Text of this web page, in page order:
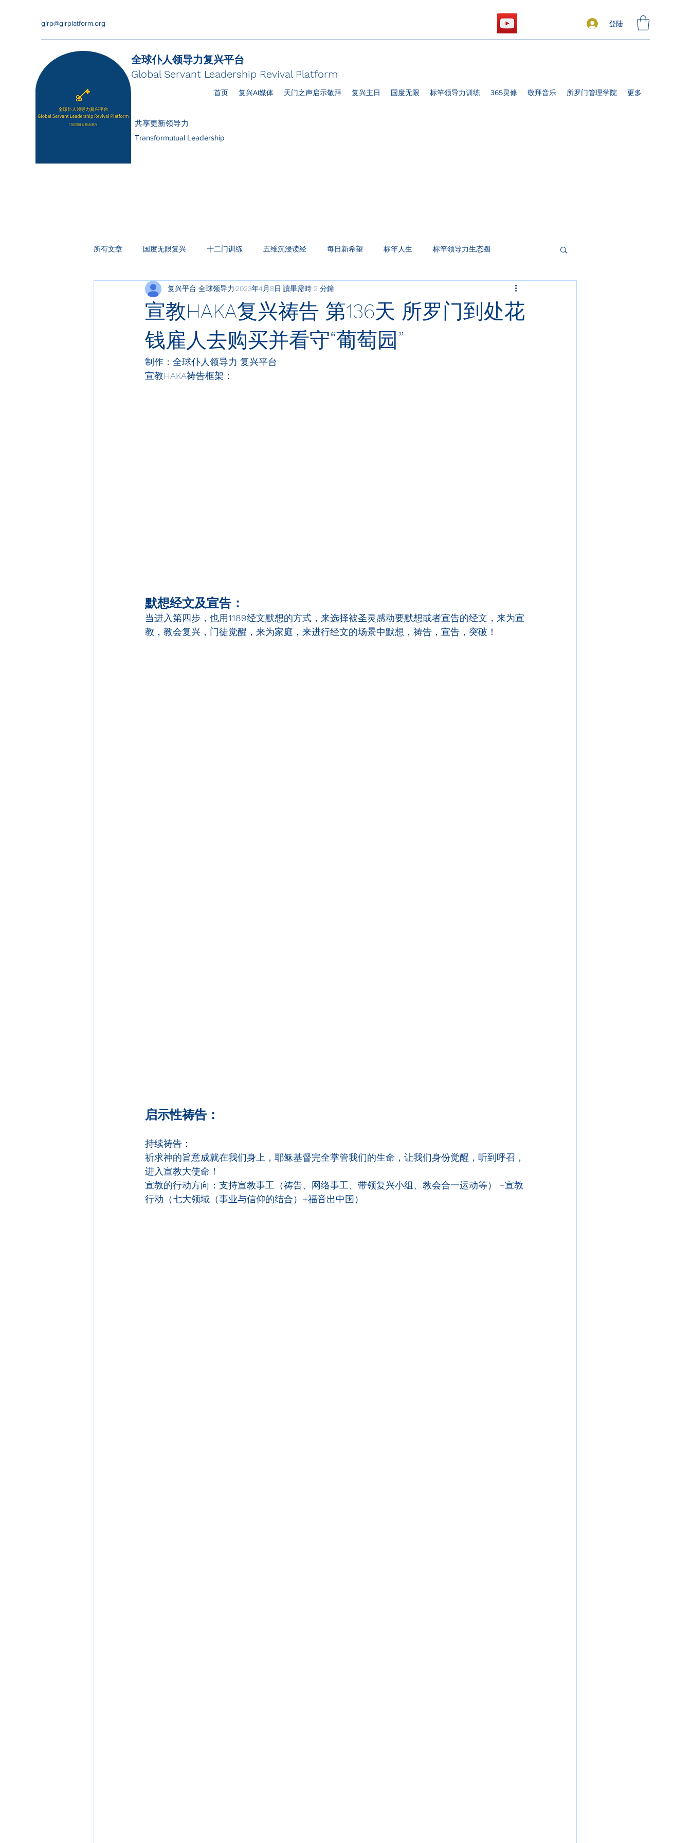
glrp@glrplatform.org 登陆
全球仆人领导力复兴平台
Global Servant Leadership Revival Platform
共享更新领导力
Transformutual Leadership
首页 复兴AI媒体 天门之声启示敬拜 复兴主日 国度无限 标竿领导力训练 365灵修 敬拜音乐 所罗门管理学院 更多
所有文章 国度无限复兴 十二门训练 五维沉浸读经 每日新希望 标竿人生 标竿领导力生态圈
HAKA复兴祷告 领袖训练 圣经财务观 一生之久
宣教HAKA复兴祷告 第136天 所罗门到处花
钱雇人去购买并看守“葡萄园”
复兴平台 全球领导力 2023年4月8日 讀畢需時 2 分鐘
制作：全球仆人领导力 复兴平台
宣教HAKA祷告框架：
默想经文及宣告：
当进入第四步，也用1189经文默想的方式，来选择被圣灵感动要默想或者宣告的经文，来为宣
教，教会复兴，门徒觉醒，来为家庭，来进行经文的场景中默想，祷告，宣告，突破！
启示性祷告：
持续祷告：
祈求神的旨意成就在我们身上，耶稣基督完全掌管我们的生命，让我们身份觉醒，听到呼召，
进入宣教大使命！
宣教的行动方向：支持宣教事工（祷告、网络事工、带领复兴小组、教会合一运动等） +宣教
行动（七大领域（事业与信仰的结合）+福音出中国）